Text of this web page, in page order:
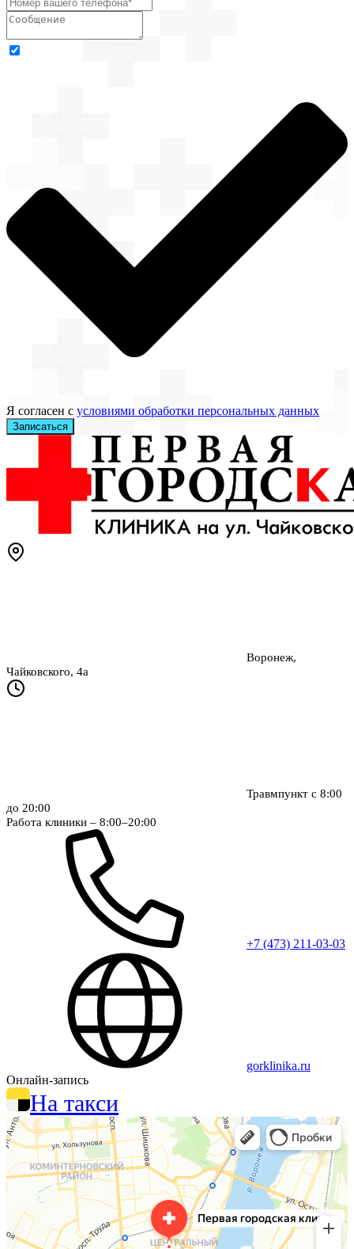
Я согласен с условиями обработки персональных данных
Записаться
Воронеж,
Чайковского, 4а
Травмпункт с 8:00
до 20:00
Работа клиники – 8:00–20:00
+7 (473) 211-03-03
gorklinika.ru
Онлайн-запись
На такси